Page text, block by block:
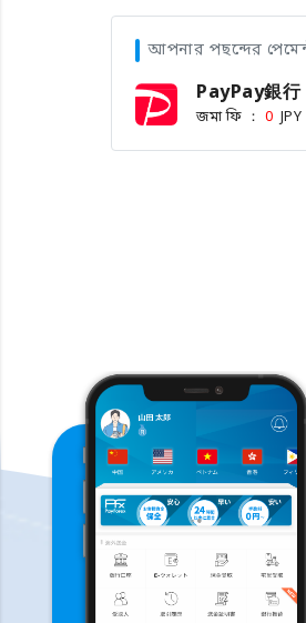
আপনার পছন্দের
PayPay銀行
জমা ফি ： 0 JPY